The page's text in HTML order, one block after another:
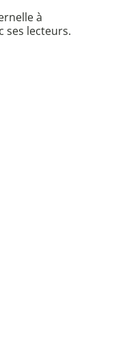
à
ses lecteurs.